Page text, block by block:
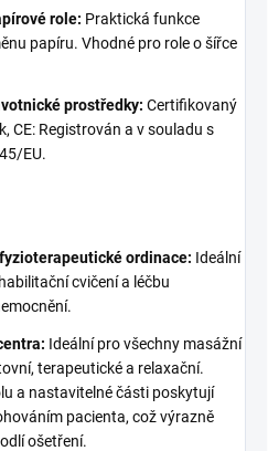
role: Praktická funkce
papíru. Vhodné pro role o šířce
prostředky: Certifikovaný
CE: Registrován a v souladu s
EU.
ordinace: Ideální
cvičení a léčbu
Ideální pro všechny masážní
terapeutické a relaxační.
a nastavitelné části poskytují
pacienta, což výrazně
ošetření.